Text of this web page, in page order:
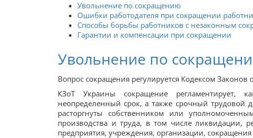
Увольнение по сокращению
Ошибки работодателя при сокращении
Способы борьбы работников с незаконным
Гарантии и компенсации при сокращении
Увольнение по
Вопрос сокращения регулируется Кодексом Законов
КЗоТ Украины сокращение регламентирует,
неопределенный срок, а также срочный трудовой
расторгнуты собственником или
производства и труда, в том числе ликвидации,
предприятия, учреждения, организации,